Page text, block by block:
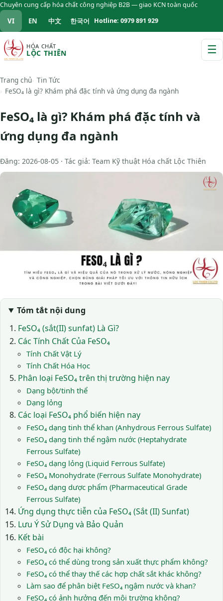
Chuyên cung cấp hóa chất công nghiệp B2B — giao KCN toàn quốc
VI EN 中文 한국어 Hotline: 0979 891 929
HÓA CHẤT
LỘC THIÊN ☰
Trang chủ Tin Tức
FeSO₄ là gì? Khám phá đặc tính và ứng dụng đa ngành
FeSO₄ là gì? Khám phá đặc tính và
ứng dụng đa ngành
Đăng: 2026-08-05 · Tác giả: Team Kỹ thuật Hóa chất Lộc Thiên
Tóm tắt nội dung
FeSO₄ (sắt(II) sunfat) Là Gì?
Các Tính Chất Của FeSO₄
Tính Chất Vật Lý
Tính Chất Hóa Học
Phân loại FeSO₄ trên thị trường hiện nay
Dạng bột/tinh thể
Dạng lỏng
Các loại FeSO₄ phổ biến hiện nay
FeSO₄ dạng tinh thể khan (Anhydrous Ferrous Sulfate)
FeSO₄ dạng tinh thể ngậm nước (Heptahydrate
Ferrous Sulfate)
FeSO₄ dạng lỏng (Liquid Ferrous Sulfate)
FeSO₄ Monohydrate (Ferrous Sulfate Monohydrate)
FeSO₄ dạng dược phẩm (Pharmaceutical Grade
Ferrous Sulfate)
Ứng dụng thực tiễn của FeSO₄ (Sắt (II) Sunfat)
Lưu Ý Sử Dụng và Bảo Quản
Kết bài
FeSO₄ có độc hại không?
FeSO₄ có thể dùng trong sản xuất thực phẩm không?
FeSO₄ có thể thay thế các hợp chất sắt khác không?
Làm sao để phân biệt FeSO₄ ngậm nước và khan?
FeSO₄ có ảnh hưởng đến môi trường không?